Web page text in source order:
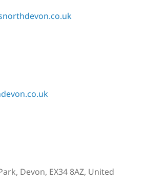
Devon, EX34 8AZ, United